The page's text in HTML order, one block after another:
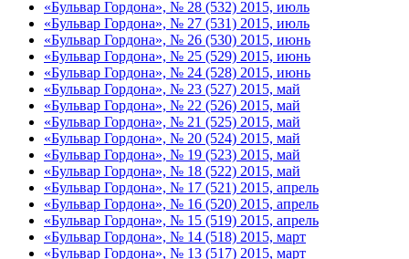
«Бульвар Гордона», № 28 (532) 2015, июль
«Бульвар Гордона», № 27 (531) 2015, июль
«Бульвар Гордона», № 26 (530) 2015, июнь
«Бульвар Гордона», № 25 (529) 2015, июнь
«Бульвар Гордона», № 24 (528) 2015, июнь
«Бульвар Гордона», № 23 (527) 2015, май
«Бульвар Гордона», № 22 (526) 2015, май
«Бульвар Гордона», № 21 (525) 2015, май
«Бульвар Гордона», № 20 (524) 2015, май
«Бульвар Гордона», № 19 (523) 2015, май
«Бульвар Гордона», № 18 (522) 2015, май
«Бульвар Гордона», № 17 (521) 2015, апрель
«Бульвар Гордона», № 16 (520) 2015, апрель
«Бульвар Гордона», № 15 (519) 2015, апрель
«Бульвар Гордона», № 14 (518) 2015, март
«Бульвар Гордона», № 13 (517) 2015, март